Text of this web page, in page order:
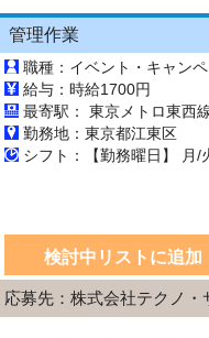
管理作業
職種：イベント・キャン
給与：時給1700円
勤務地：東京都江東区
検討中リストに追加
応募先：株式会社テクノ・